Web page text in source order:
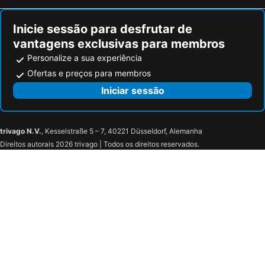
Inicie sessão para desfrutar de
vantagens exclusivas para membros
Personalize a sua experiência
Ofertas e preços para membros
Iniciar sessão
trivago N.V., Kesselstraße 5 – 7, 40221 Düsseldorf, Alemanha
Direitos autorais 2026 trivago | Todos os direitos reservados.